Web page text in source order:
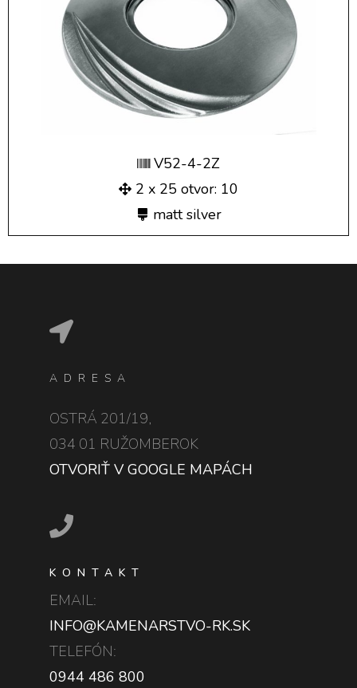
V52-4-2Z
2 x 25 otvor: 10
matt silver
ADRESA
OSTRÁ 201/19,
034 01 RUŽOMBEROK
OTVORIŤ V GOOGLE MAPÁCH
KONTAKT
EMAIL:
INFO@KAMENARSTVO-RK.SK
TELEFÓN:
0944 486 800